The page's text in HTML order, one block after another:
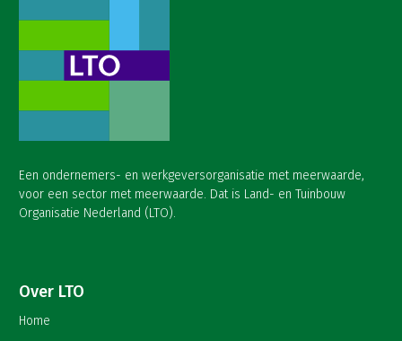
Een ondernemers- en werkgeversorganisatie met meerwaarde,
voor een sector met meerwaarde. Dat is Land- en Tuinbouw
Organisatie Nederland (LTO).
Over LTO
Home